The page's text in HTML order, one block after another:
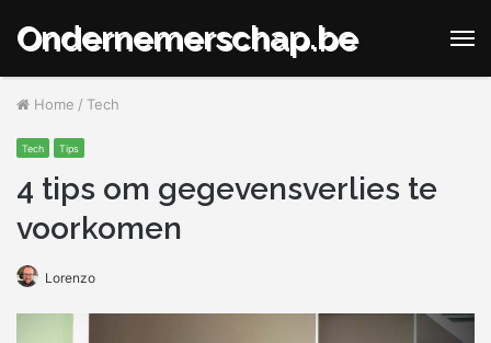
Ondernemerschap.be
Home / Tech
Tech Tips
4 tips om gegevensverlies te
voorkomen
Lorenzo